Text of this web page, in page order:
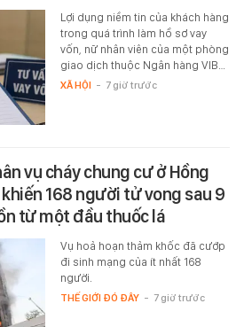
Lợi dụng niềm tin của khách hàng
trong quá trình làm hồ sơ vay
vốn, nữ nhân viên của một phòng
giao dịch thuộc Ngân hàng VIB…
XÃ HỘI - 7 giờ trước
vụ cháy chung cư ở Hồng
168 người tử vong sau 9
từ một đầu thuốc lá
Vụ hoả hoạn thảm khốc đã cướp
đi sinh mạng của ít nhất 168
người.
THẾ GIỚI ĐÓ ĐÂY - 7 giờ trước